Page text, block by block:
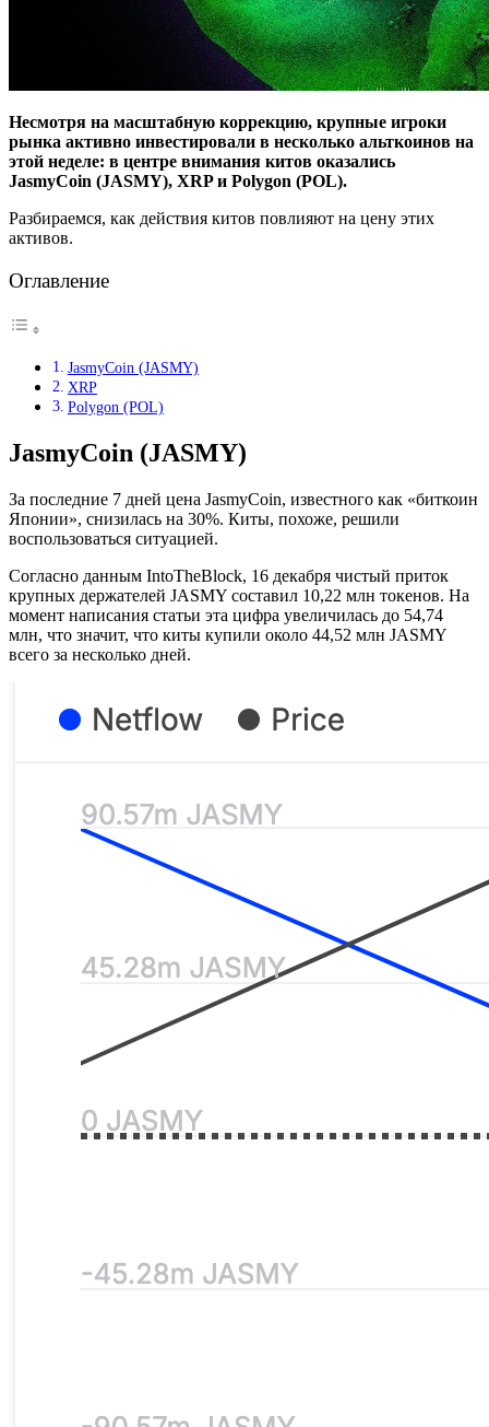
Несмотря на масштабную коррекцию, крупные игроки
рынка активно инвестировали в несколько альткоинов на
этой неделе: в центре внимания китов оказались
JasmyCoin (JASMY), XRP и Polygon (POL).
Разбираемся, как действия китов повлияют на цену этих
активов.
Оглавление
JasmyCoin (JASMY)
XRP
Polygon (POL)
JasmyCoin (JASMY)
За последние 7 дней цена JasmyCoin, известного как «биткоин
Японии», снизилась на 30%. Киты, похоже, решили
воспользоваться ситуацией.
Cогласно данным IntoTheBlock, 16 декабря чистый приток
крупных держателей JASMY составил 10,22 млн токенов. На
момент написания статьи эта цифра увеличилась до 54,74
млн, что значит, что киты купили около 44,52 млн JASMY
всего за несколько дней.